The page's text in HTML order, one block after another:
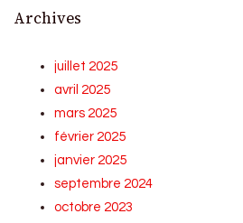
Archives
juillet 2025
avril 2025
mars 2025
février 2025
janvier 2025
septembre 2024
octobre 2023